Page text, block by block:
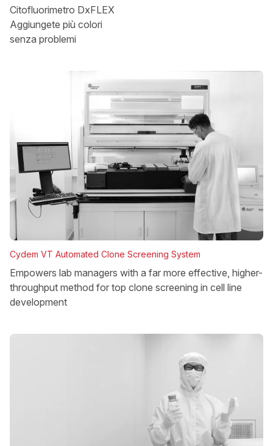
Citofluorimetro DxFLEX
Aggiungete più colori
senza problemi
Cydem VT Automated Clone Screening System
Empowers lab managers with a far more effective, higher-
throughput method for top clone screening in cell line
development